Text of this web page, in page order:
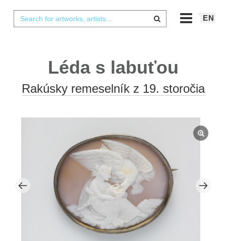
EN
Léda s labuťou
Rakúsky remeselník z 19. storočia